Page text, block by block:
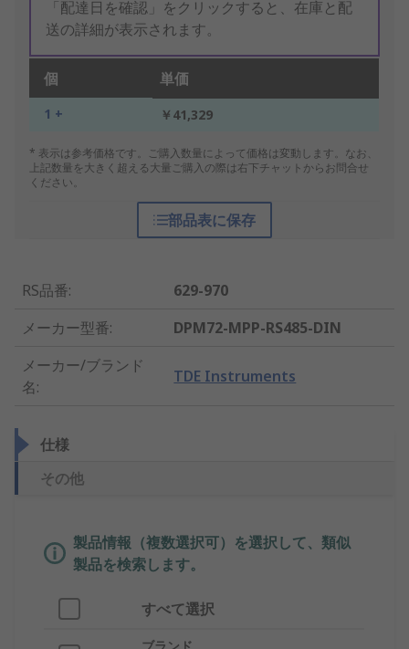
「配達日を確認」をクリックすると、在庫と配
送の詳細が表示されます。
個 単価
1 + ￥41,329
* 表示は参考価格です。ご購入数量によって価格は変動します。なお、
上記数量を大きく超える大量ご購入の際は右下チャットからお問合せ
ください。
部品表に保存
RS品番:
629-970
メーカー型番:
DPM72-MPP-RS485-DIN
メーカー/ブランド
名:
TDE Instruments
仕様
その他
製品情報（複数選択可）を選択して、類似
製品を検索します。
すべて選択